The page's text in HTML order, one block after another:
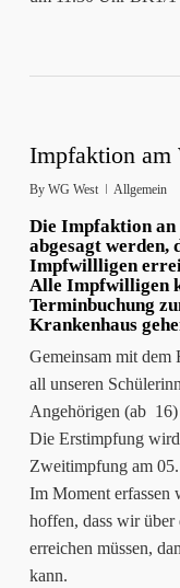
Impfaktion am
By WG West Allgemein
Die Impfaktion an
abgesagt werden,
Impfwillligen
Alle Impfwilligen
Terminbuchung
Krankenhaus
Gemeinsam mit
all unseren
Angehörigen (ab
Die Erstimpfung
Zweitimpfung am
Im Moment
hoffen, dass wir
erreichen müssen,
kann.